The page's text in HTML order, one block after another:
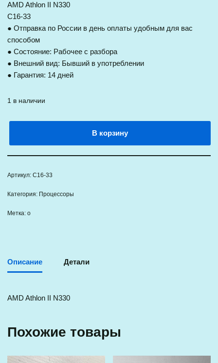
AMD Athlon II N330
C16-33
● Отправка по России в день оплаты удобным для вас
способом
● Состояние: Рабочее с разбора
● Внешний вид: Бывший в употреблении
● Гарантия: 14 дней
1 в наличии
В корзину
Артикул: C16-33
Категория: Процессоры
Метка: о
Описание Детали
AMD Athlon II N330
Похожие товары